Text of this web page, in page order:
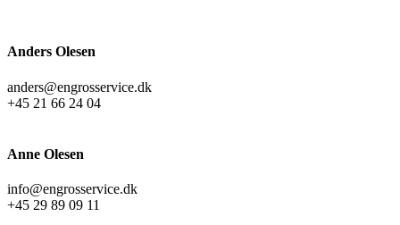
Anders Olesen
anders@engrosservice.dk
+45 21 66 24 04
Anne Olesen
info@engrosservice.dk
+45 29 89 09 11